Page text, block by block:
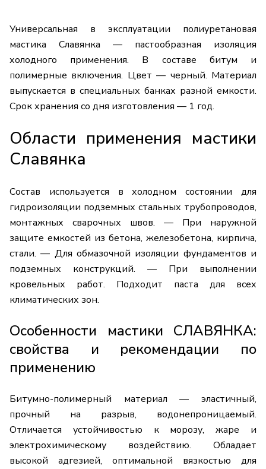
Универсальная в эксплуатации полиуретановая
мастика Славянка — пастообразная изоляция
холодного применения. В составе битум и
полимерные включения. Цвет — черный. Материал
выпускается в специальных банках разной емкости.
Срок хранения со дня изготовления — 1 год.
Области применения мастики
Славянка
Состав используется в холодном состоянии для
гидроизоляции подземных стальных трубопроводов,
монтажных сварочных швов. — При наружной
защите емкостей из бетона, железобетона, кирпича,
стали. — Для обмазочной изоляции фундаментов и
подземных конструкций. — При выполнении
кровельных работ. Подходит паста для всех
климатических зон.
Особенности мастики СЛАВЯНКА:
свойства и рекомендации по
применению
Битумно-полимерный материал — эластичный,
прочный на разрыв, водонепроницаемый.
Отличается устойчивостью к морозу, жаре и
электрохимическому воздействию. Обладает
высокой адгезией, оптимальной вязкостью для